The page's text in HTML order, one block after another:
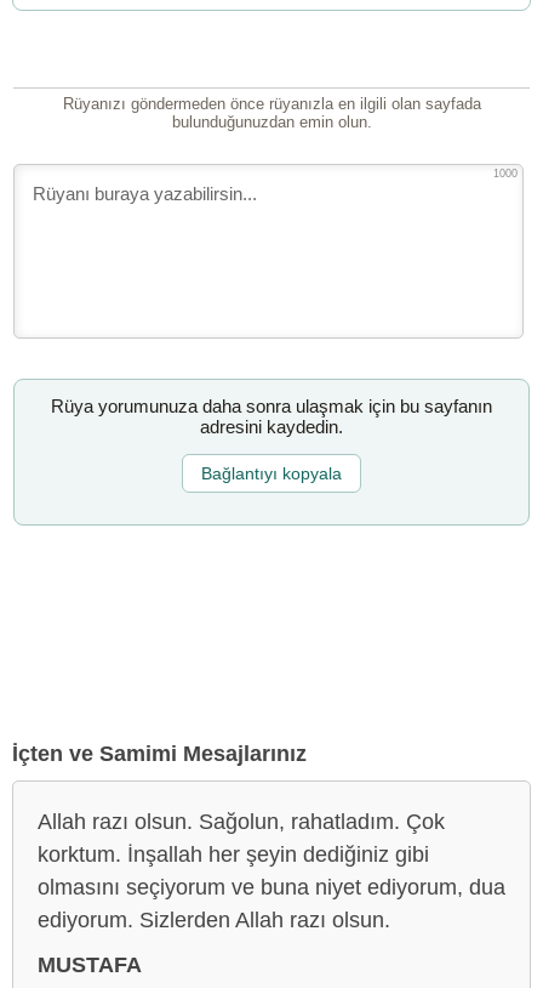
Rüyanızı göndermeden önce rüyanızla en ilgili olan sayfada
bulunduğunuzdan emin olun.
1000
Rüya yorumunuza daha sonra ulaşmak için bu sayfanın
adresini kaydedin.
Bağlantıyı kopyala
İçten ve Samimi Mesajlarınız
Allah razı olsun. Sağolun, rahatladım. Çok
korktum. İnşallah her şeyin dediğiniz gibi
olmasını seçiyorum ve buna niyet ediyorum, dua
ediyorum. Sizlerden Allah razı olsun.
MUSTAFA